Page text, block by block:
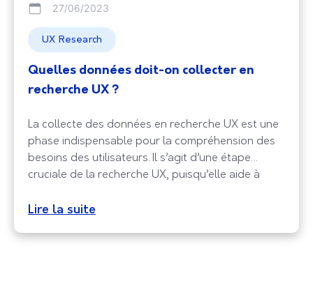
27/06/2023
UX Research
Quelles données doit-on collecter en
recherche UX ?
La collecte des données en recherche UX est une
phase indispensable pour la compréhension des
besoins des utilisateurs. Il s’agit d’une étape
cruciale de la recherche UX, puisqu’elle aide à
des utilisateurs avec les produits ou les services
garantissent la création des produits et
Lire la suite